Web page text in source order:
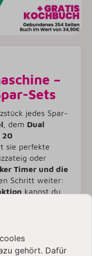
–
Sets
jedes Spar-
, dem Dual
20
sie perfekte
oder
Timer und die
Schritt weiter:
kannst du
steuern – ideal
gehört. Dafür